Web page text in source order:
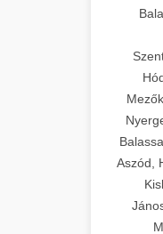
Aszód,